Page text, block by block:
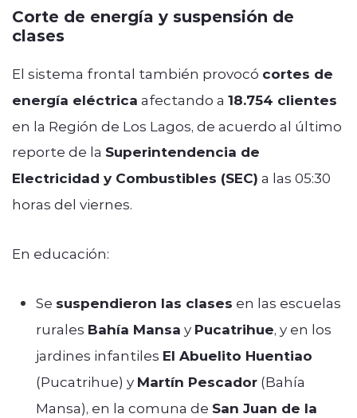
Corte de energía y suspensión de
clases
El sistema frontal también provocó cortes de
energía eléctrica afectando a 18.754 clientes
en la Región de Los Lagos, de acuerdo al último
reporte de la Superintendencia de
Electricidad y Combustibles (SEC) a las 05:30
horas del viernes.
En educación:
Se suspendieron las clases en las escuelas
rurales Bahía Mansa y Pucatrihue, y en los
jardines infantiles El Abuelito Huentiao
(Pucatrihue) y Martín Pescador (Bahía
Mansa), en la comuna de San Juan de la